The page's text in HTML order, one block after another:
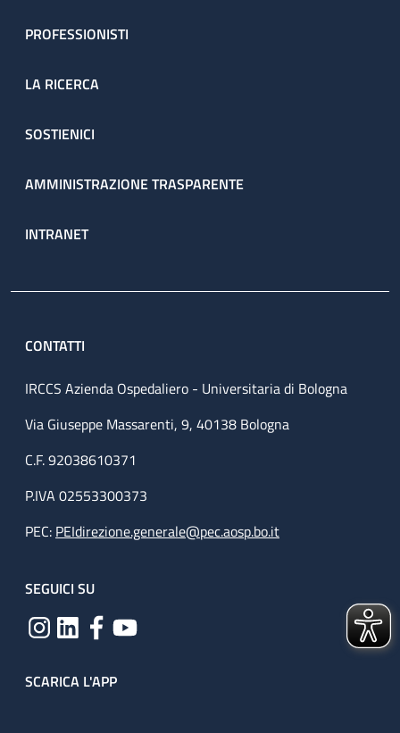
PROFESSIONISTI
LA RICERCA
SOSTIENICI
AMMINISTRAZIONE TRASPARENTE
INTRANET
CONTATTI
IRCCS Azienda Ospedaliero - Universitaria di Bologna
Via Giuseppe Massarenti, 9, 40138 Bologna
C.F. 92038610371
P.IVA 02553300373
PEC: PEIdirezione.generale@pec.aosp.bo.it
SEGUICI SU
SCARICA L'APP